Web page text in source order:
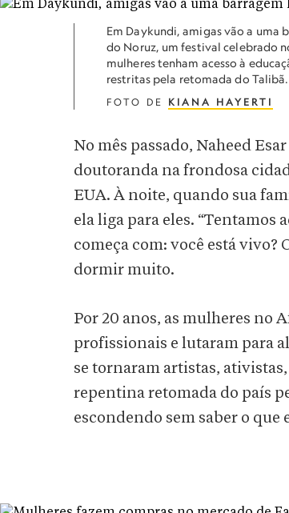
Em Daykundi, amigas vão a uma
do Noruz, um festival celebrado
mulheres tenham acesso à
restritas pela retomada do Talibã.
FOTO DE KIANA HAYERTI
No mês passado, Naheed
doutoranda na frondosa
EUA. À noite, quando sua
ela liga para eles. “Tentamos
começa com: você está vivo?
dormir muito.
Por 20 anos, as mulheres no
profissionais e lutaram para
se tornaram artistas,
repentina retomada do país
escondendo sem saber o que